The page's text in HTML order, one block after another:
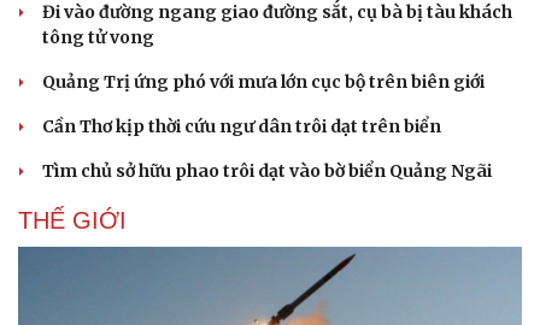
Âm nhạc
Di sản
Sao Việt
Đi vào đường ngang giao đường sắt, cụ bà bị tàu khách
tông tử vong
Quảng Trị ứng phó với mưa lớn cục bộ trên biên giới
Cần Thơ kịp thời cứu ngư dân trôi dạt trên biển
Tìm chủ sở hữu phao trôi dạt vào bờ biển Quảng Ngãi
THẾ GIỚI